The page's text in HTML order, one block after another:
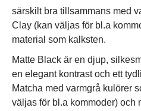
särskilt bra tillsammans med
Clay (kan väljas för bl.a
material som kalksten.
Matte Black är en djup,
en elegant kontrast och ett
Matcha med varmgrå kulörer
väljas för bl.a kommoder) och